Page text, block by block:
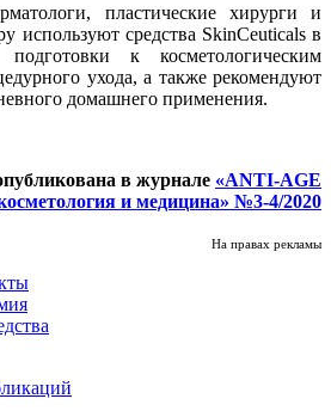
пластические хирурги и
используют средства SkinCeuticals в
к косметологическим
ухода, а также рекомендуют
домашнего применения.
в журнале «ANTI-AGE
и медицина» №3-4/2020
На правах рекламы